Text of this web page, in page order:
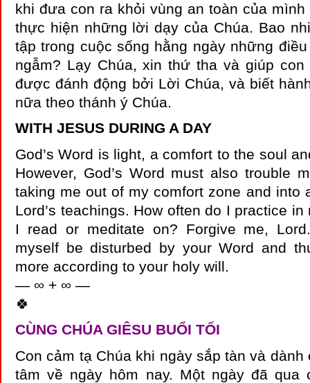
khi đưa con ra khỏi vùng an toàn của
thực hiện những lời dạy của Chúa. Bao
tập trong cuộc sống hằng ngày những
ngẫm? Lạy Chúa, xin thứ tha và giúp
được đánh động bởi Lời Chúa, và biết
nữa theo thánh ý Chúa.
WITH JESUS DURING A DAY
God’s Word is light, a comfort to the soul
However, God’s Word must also trouble
taking me out of my comfort zone and into
Lord’s teachings. How often do I practice
I read or meditate on? Forgive me,
myself be disturbed by your Word and
more according to your holy will.
— ∞ + ∞ —
🍀
CÙNG CHÚA GIÊSU BUỔI TỐI
Con cảm tạ Chúa khi ngày sắp tàn và
tâm về ngày hôm nay. Một ngày đã qua